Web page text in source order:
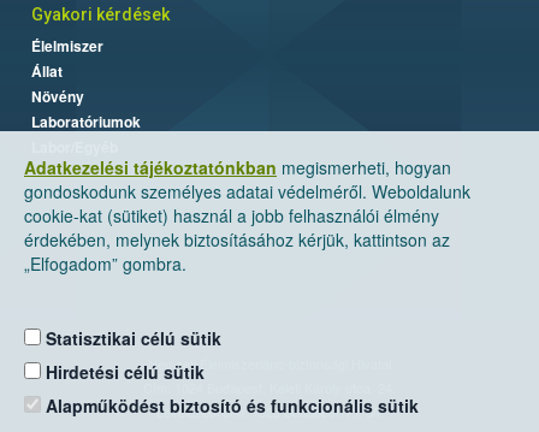
Adatkezelési tájékoztatónkban megismerheti, hogyan
gondoskodunk személyes adatai védelméről. Weboldalunk
cookie-kat (sütiket) használ a jobb felhasználói élmény
érdekében, melynek biztosításához kérjük, kattintson az
„Elfogadom” gombra.
Statisztikai célú sütik
Hirdetési célú sütik
Alapműködést biztosító és funkcionális sütik
Gyakori kérdések
Élelmiszer
Állat
Növény
Laboratóriumok
Nemzeti Élelmiszerlánc-biztonsági Hivatal
Levelezési cím: 1525 Budapest. Pf. 30.